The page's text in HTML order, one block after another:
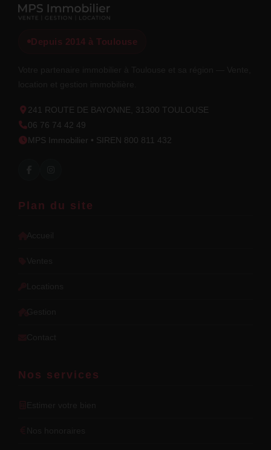
Depuis 2014 à Toulouse
241 ROUTE DE BAYONNE, 31300 TOULOUSE
06 76 74 42 49
MPS Immobilier • SIREN 800 811 432
Plan du site
Gestion
Nos services